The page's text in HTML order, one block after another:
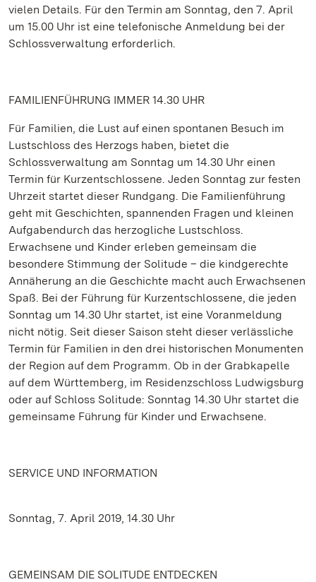
vielen Details. Für den Termin am Sonntag, den 7. April
um 15.00 Uhr ist eine telefonische Anmeldung bei der
Schlossverwaltung erforderlich.
FAMILIENFÜHRUNG IMMER 14.30 UHR
Für Familien, die Lust auf einen spontanen Besuch im
Lustschloss des Herzogs haben, bietet die
Schlossverwaltung am Sonntag um 14.30 Uhr einen
Termin für Kurzentschlossene. Jeden Sonntag zur festen
Uhrzeit startet dieser Rundgang. Die Familienführung
geht mit Geschichten, spannenden Fragen und kleinen
Aufgabendurch das herzogliche Lustschloss.
Erwachsene und Kinder erleben gemeinsam die
besondere Stimmung der Solitude – die kindgerechte
Annäherung an die Geschichte macht auch Erwachsenen
Spaß. Bei der Führung für Kurzentschlossene, die jeden
Sonntag um 14.30 Uhr startet, ist eine Voranmeldung
nicht nötig. Seit dieser Saison steht dieser verlässliche
Termin für Familien in den drei historischen Monumenten
der Region auf dem Programm. Ob in der Grabkapelle
auf dem Württemberg, im Residenzschloss Ludwigsburg
oder auf Schloss Solitude: Sonntag 14.30 Uhr startet die
gemeinsame Führung für Kinder und Erwachsene.
SERVICE UND INFORMATION
Sonntag, 7. April 2019, 14.30 Uhr
GEMEINSAM DIE SOLITUDE ENTDECKEN